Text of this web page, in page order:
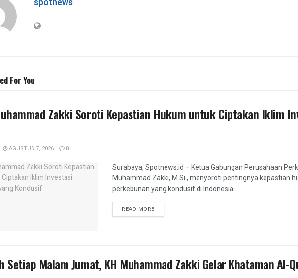
spotnews
For You
Zakki Soroti Kepastian Hukum untuk Ciptakan Iklim
AGUSTUS 7, 2026 0
Surabaya, Spotnews.id – Ketua Gabungan Perusahaan
Muhammad Zakki, M.Si., menyoroti pentingnya kepastian
perkebunan yang kondusif di Indonesia....
READ MOREDETAILS
Setiap Malam Jumat, KH Muhammad Zakki Gelar Khataman Al-